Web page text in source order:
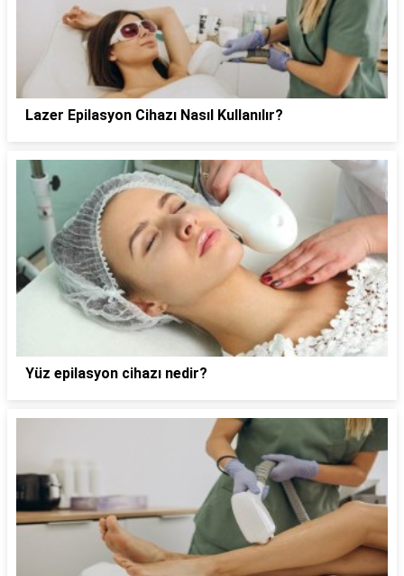
Lazer Epilasyon Cihazı Nasıl Kullanılır?
Yüz epilasyon cihazı nedir?